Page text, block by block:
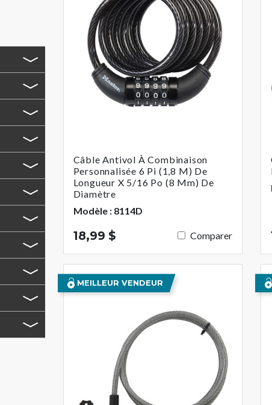
Câble Antivol À Combinaison
Personnalisée 6 Pi (1,8 M) De
Longueur X 5/16 Po (8 Mm) De
Diamètre
Modèle : 8114D
18,99 $ Comparer
MEILLEUR VENDEUR